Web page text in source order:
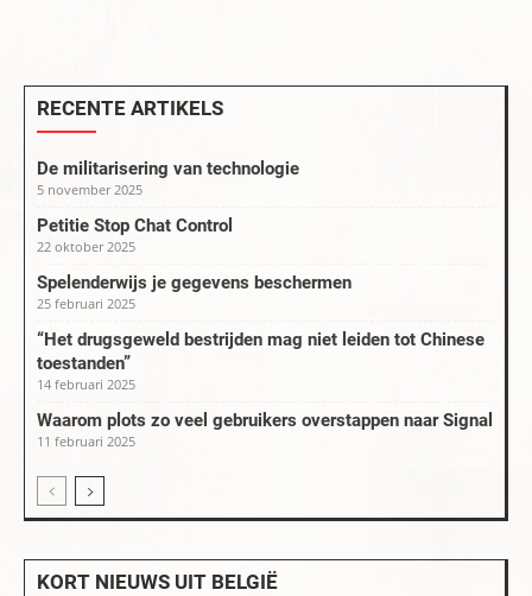
RECENTE ARTIKELS
De militarisering van technologie
5 november 2025
Petitie Stop Chat Control
22 oktober 2025
Spelenderwijs je gegevens beschermen
25 februari 2025
“Het drugsgeweld bestrijden mag niet leiden tot Chinese
toestanden”
14 februari 2025
Waarom plots zo veel gebruikers overstappen naar Signal
11 februari 2025
KORT NIEUWS UIT BELGIË